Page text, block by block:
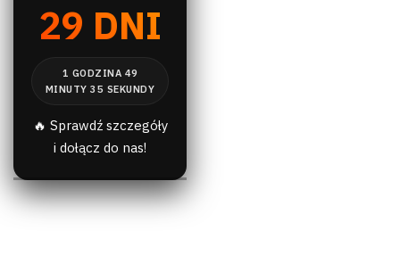
29 DNI
🔥 Sprawdź szczegóły
i dołącz do nas!